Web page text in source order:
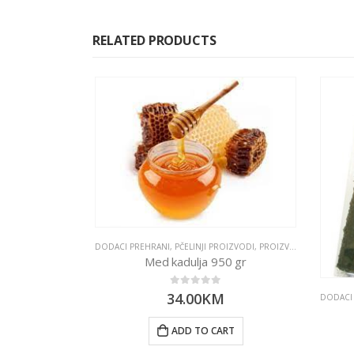
RELATED PRODUCTS
DODACI PREHRANI, PČELINJI PROIZVODI, PROIZVODI
Med kadulja 950 gr
0out of 5
34.00KM
ADD TO CART
DODACI